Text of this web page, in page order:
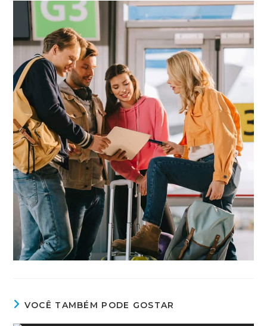
VOCÊ TAMBÉM PODE GOSTAR